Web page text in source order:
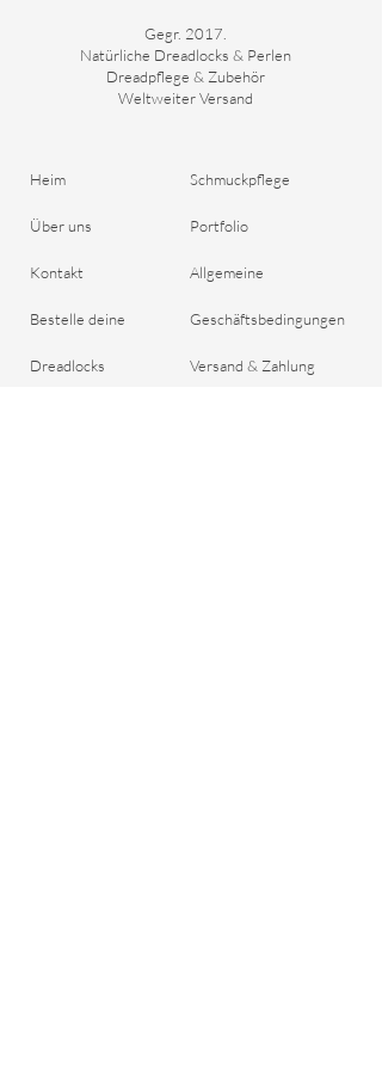
Gegr. 2017.
Natürliche Dreadlocks & Perlen
Dreadpflege & Zubehör
Weltweiter Versand
Heim
Über uns
Kontakt
Bestelle deine
Dreadlocks
Schmuckpflege
Portfolio
Allgemeine
Geschäftsbedingungen
Versand & Zahlung